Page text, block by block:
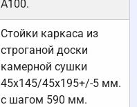
А100.
Стойки каркаса из
строганой доски
камерной сушки
45х145/45х195+/-5 мм.
с шагом 590 мм.